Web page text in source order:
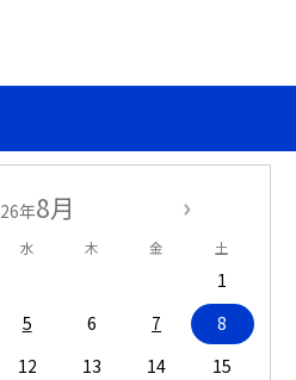
年8月
水 木 金 土
1
5 6 7
8
12 13 14
15